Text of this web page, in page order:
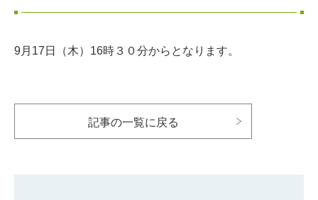
9月17日（木）16時３０分からとなります。
記事の一覧に戻る